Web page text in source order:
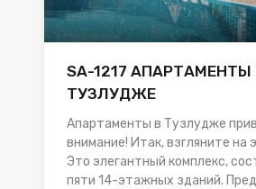
SA-1217 АПАРТАМЕНТЫ
ТУЗЛУДЖЕ
Апартаменты в Тузлудже
внимание! Итак, взгляните на
Это элегантный комплекс,
пяти 14-этажных зданий.